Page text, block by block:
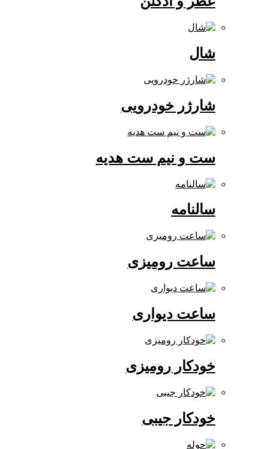
شارژر خودرویی
ست و نیم ست هدیه
ساعت رومیزی
ساعت دیواری
خودکار رومیزی
خودکار جیبی